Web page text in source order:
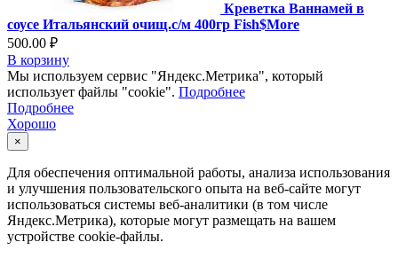
Креветка Ваннамей в
соусе Итальянский очищ.с/м 400гр Fish$More
500.00 ₽
В корзину
Мы используем сервис "Яндекс.Метрика", который
использует файлы "cookie". Подробнее
Подробнее
Хорошо
×
Для обеспечения оптимальной работы, анализа использования
и улучшения пользовательского опыта на веб-сайте могут
использоваться системы веб-аналитики (в том числе
Яндекс.Метрика), которые могут размещать на вашем
устройстве cookie-файлы.